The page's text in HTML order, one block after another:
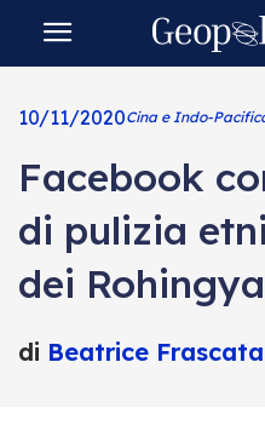
10/11/2020Cina e Indo-
Facebook
di pulizia
dei
di Beatrice